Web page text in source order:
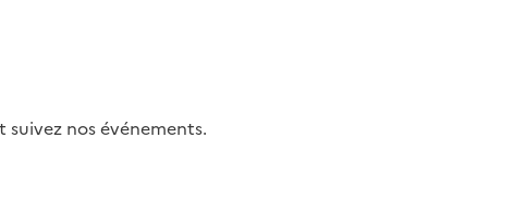
nos événements.